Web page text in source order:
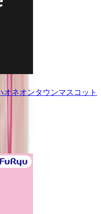
ネオンタウンマスコット